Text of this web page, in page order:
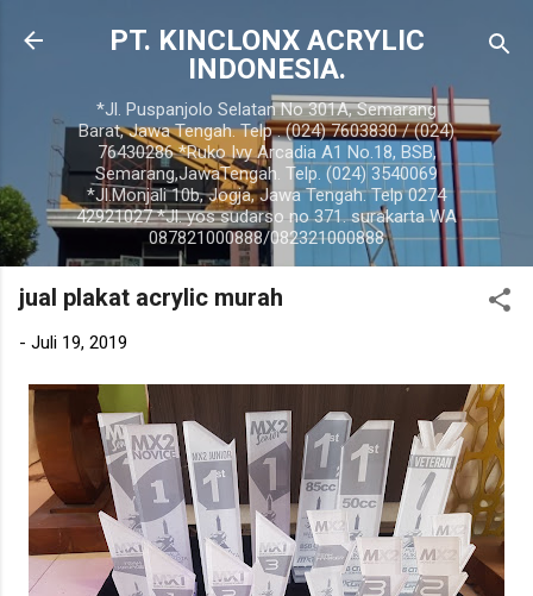
Langsung ke konten utama
PT. KINCLONX ACRYLIC
INDONESIA.
*Jl. Puspanjolo Selatan No 301A, Semarang
Barat, Jawa Tengah. Telp . (024) 7603830 / (024)
76430286 *Ruko Ivy Arcadia A1 No.18, BSB,
Semarang,JawaTengah. Telp. (024) 3540069
*Jl.Monjali 10b, Jogja, Jawa Tengah. Telp 0274
42921027 *Jl. yos sudarso no 371. surakarta WA
087821000888/082321000888
jual plakat acrylic murah
- Juli 19, 2019